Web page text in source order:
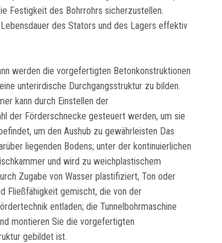
Festigkeit des Bohrrohrs sicherzustellen.
des Stators und des Lagers effektiv
werden die vorgefertigten Betonkonstruktionen
unterirdische Durchgangsstruktur zu bilden.
kann durch Einstellen der
der Förderschnecke gesteuert werden, um sie
um den Aushub zu gewährleisten Das
liegenden Bodens; unter der kontinuierlichen
und wird zu weichplastischem
Zugabe von Wasser plastifiziert, Ton oder
Fließfähigkeit gemischt, die von der
entladen; die Tunnelbohrmaschine
montieren Sie die vorgefertigten
gebildet ist.